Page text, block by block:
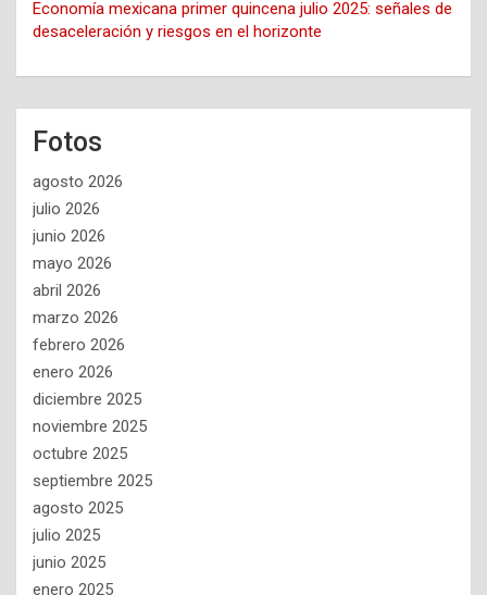
Economía mexicana primer quincena julio 2025: señales de
desaceleración y riesgos en el horizonte
Fotos
agosto 2026
julio 2026
junio 2026
mayo 2026
abril 2026
marzo 2026
febrero 2026
enero 2026
diciembre 2025
noviembre 2025
octubre 2025
septiembre 2025
agosto 2025
julio 2025
junio 2025
enero 2025